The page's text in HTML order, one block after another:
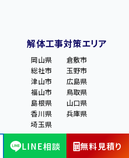
LINE相談 無料見積り
解体工事対策エリア
岡山県
倉敷市
総社市
玉野市
津山市
広島県
福山市
鳥取県
島根県
山口県
香川県
兵庫県
埼玉県
関連サイト